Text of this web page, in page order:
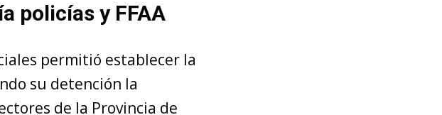
policías y FFAA
permitió establecer la
su detención la
de la Provincia de